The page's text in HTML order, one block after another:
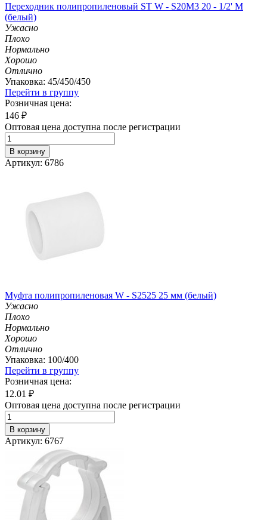
Переходник полипропиленовый ST W - S20M3 20 - 1/2' M
(белый)
Ужасно
Плохо
Нормально
Хорошо
Отлично
Упаковка: 45/450/450
Перейти в группу
Розничная цена:
146 ₽
Оптовая цена доступна после регистрации
В корзину
Артикул: 6786
Муфта полипропиленовая W - S2525 25 мм (белый)
Ужасно
Плохо
Нормально
Хорошо
Отлично
Упаковка: 100/400
Перейти в группу
Розничная цена:
12.01 ₽
Оптовая цена доступна после регистрации
В корзину
Артикул: 6767